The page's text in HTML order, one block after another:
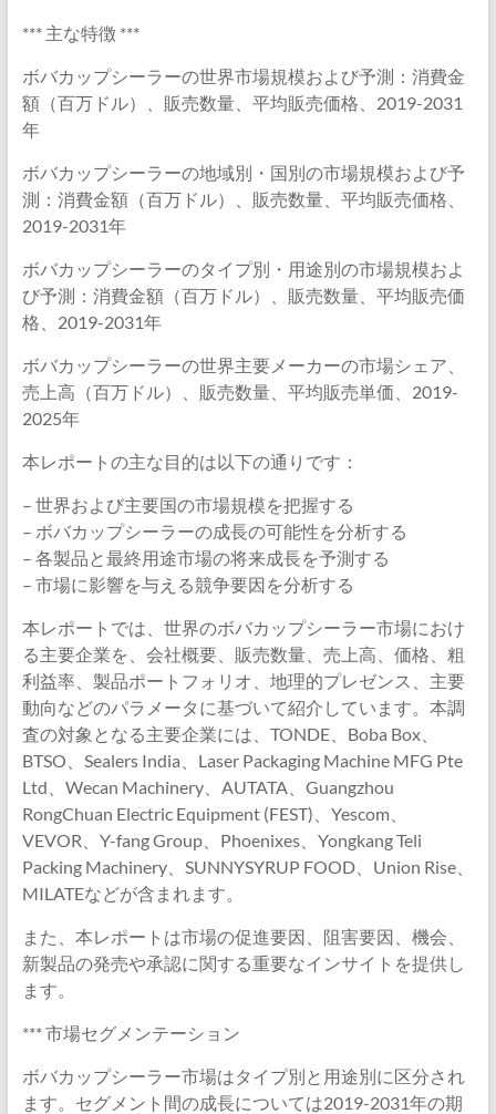
*** 主な特徴 ***
ボバカップシーラーの世界市場規模および予測：消費金
額（百万ドル）、販売数量、平均販売価格、2019-2031
年
ボバカップシーラーの地域別・国別の市場規模および予
測：消費金額（百万ドル）、販売数量、平均販売価格、
2019-2031年
ボバカップシーラーのタイプ別・用途別の市場規模およ
び予測：消費金額（百万ドル）、販売数量、平均販売価
格、2019-2031年
ボバカップシーラーの世界主要メーカーの市場シェア、
売上高（百万ドル）、販売数量、平均販売単価、2019-
2025年
本レポートの主な目的は以下の通りです：
– 世界および主要国の市場規模を把握する
– ボバカップシーラーの成長の可能性を分析する
– 各製品と最終用途市場の将来成長を予測する
– 市場に影響を与える競争要因を分析する
本レポートでは、世界のボバカップシーラー市場におけ
る主要企業を、会社概要、販売数量、売上高、価格、粗
利益率、製品ポートフォリオ、地理的プレゼンス、主要
動向などのパラメータに基づいて紹介しています。本調
査の対象となる主要企業には、TONDE、Boba Box、
BTSO、Sealers India、Laser Packaging Machine MFG Pte
Ltd、Wecan Machinery、AUTATA、Guangzhou
RongChuan Electric Equipment (FEST)、Yescom、
VEVOR、Y-fang Group、Phoenixes、Yongkang Teli
Packing Machinery、SUNNYSYRUP FOOD、Union Rise、
MILATEなどが含まれます。
また、本レポートは市場の促進要因、阻害要因、機会、
新製品の発売や承認に関する重要なインサイトを提供し
ます。
*** 市場セグメンテーション
ボバカップシーラー市場はタイプ別と用途別に区分され
ます。セグメント間の成長については2019-2031年の期